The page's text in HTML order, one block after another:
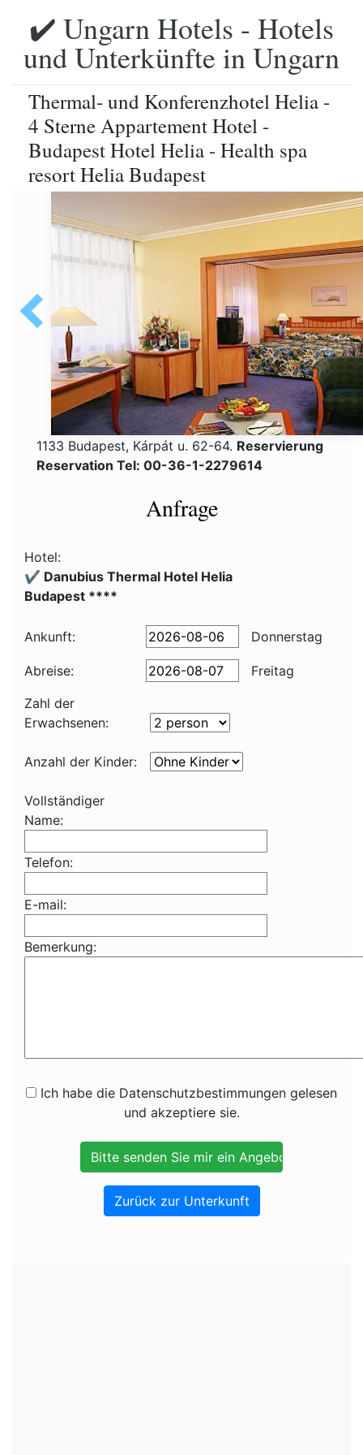
✔️ Ungarn Hotels - Hotels
und Unterkünfte in Ungarn
Thermal- und Konferenzhotel Helia -
4 Sterne Appartement Hotel -
Budapest Hotel Helia - Health spa
resort Helia Budapest
1133 Budapest, Kárpát u. 62-64. Reservierung
Reservation Tel: 00-36-1-2279614
Anfrage
Hotel:
✔️ Danubius Thermal Hotel Helia
Budapest ****
Ankunft: Donnerstag
Abreise:
Freitag
Zahl der
Erwachsenen:
Anzahl der Kinder:
Vollständiger
Name:
Telefon:
E-mail:
Bemerkung:
Ich habe die Datenschutzbestimmungen gelesen
und akzeptiere sie.
Zurück zur Unterkunft